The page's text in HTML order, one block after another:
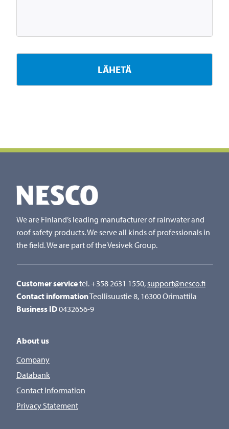
We are Finland’s leading manufacturer of rainwater and
roof safety products. We serve all kinds of professionals in
the field. We are part of the Vesivek Group.
Customer servicetel. +358 2631 1550, support@nesco.fi
Contact informationTeollisuustie 8, 16300 Orimattila
Business ID0432656-9
About us
Company
Databank
Contact Information
Privacy Statement